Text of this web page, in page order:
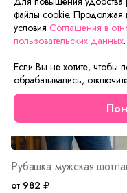
от 982 ₽
файлы cookie. Продолжая
условия Соглашения в
пользовательских данных.
Если Вы не хотите, чтобы
обрабатывались,